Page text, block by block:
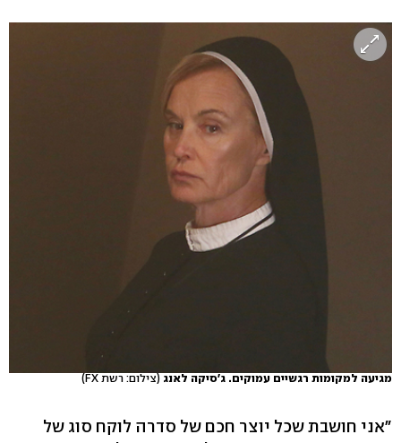
מגיעה למקומות רגשיים עמוקים. ג'סיקה לאנג (צילום: רשת FX)
"אני חושבת שכל יוצר חכם של סדרה לוקח סוג של